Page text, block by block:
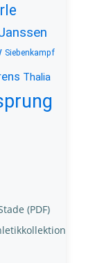
Siebenkampf
Thalia
(PDF)